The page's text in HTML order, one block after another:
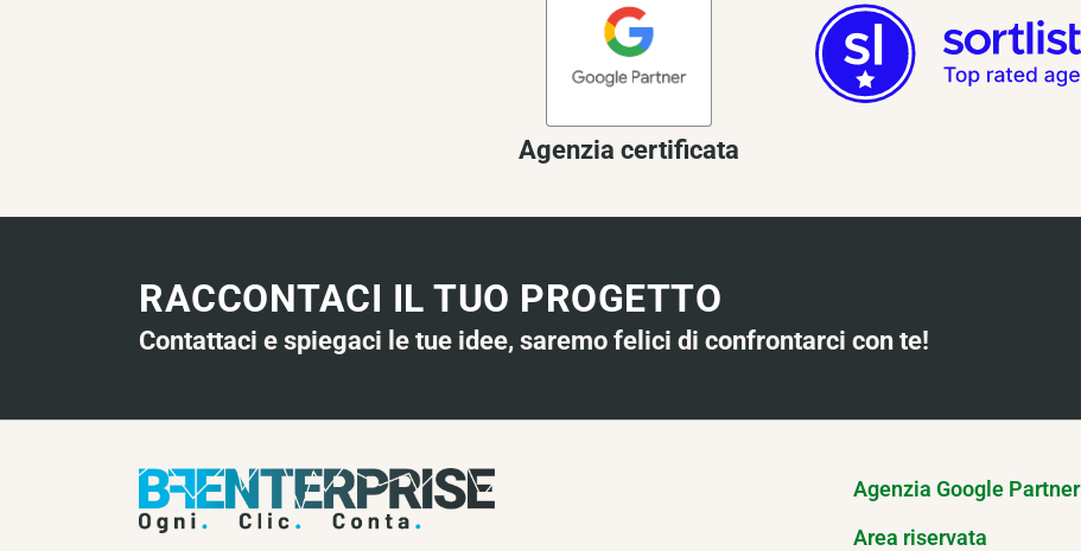
Agenzia certificata
RACCONTACI IL TUO PROGETTO
Contattaci e spiegaci le tue idee, saremo felici di confrontarci con te!
Agenzia Google Partner
Area riservata